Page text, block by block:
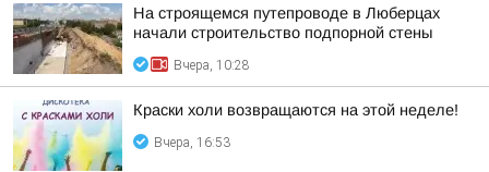
На строящемся путепроводе в Люберцах
начали строительство подпорной стены
Вчера, 10:28
Краски холи возвращаются на этой неделе!
Вчера, 16:53